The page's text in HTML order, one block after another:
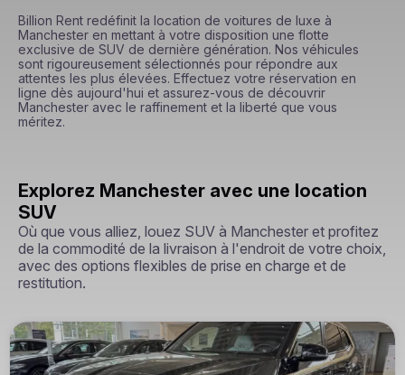
Billion Rent redéfinit la location de voitures de luxe à
Manchester en mettant à votre disposition une flotte
exclusive de SUV de dernière génération. Nos véhicules
sont rigoureusement sélectionnés pour répondre aux
attentes les plus élevées. Effectuez votre réservation en
ligne dès aujourd'hui et assurez-vous de découvrir
Manchester avec le raffinement et la liberté que vous
méritez.
Explorez Manchester avec une location
SUV
Où que vous alliez, louez SUV à Manchester et profitez
de la commodité de la livraison à l'endroit de votre choix,
avec des options flexibles de prise en charge et de
restitution.